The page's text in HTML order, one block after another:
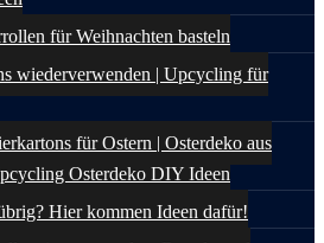
für Weihnachten basteln
wiederverwenden | Upcycling für
für Ostern | Osterdeko aus
Osterdeko DIY Ideen
Hier kommen Ideen dafür!